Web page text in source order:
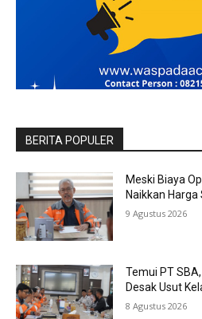
BERITA POPULER
Meski Biaya
Naikkan
9 Agustus 2026
Temui PT
Desak Usut
8 Agustus 2026